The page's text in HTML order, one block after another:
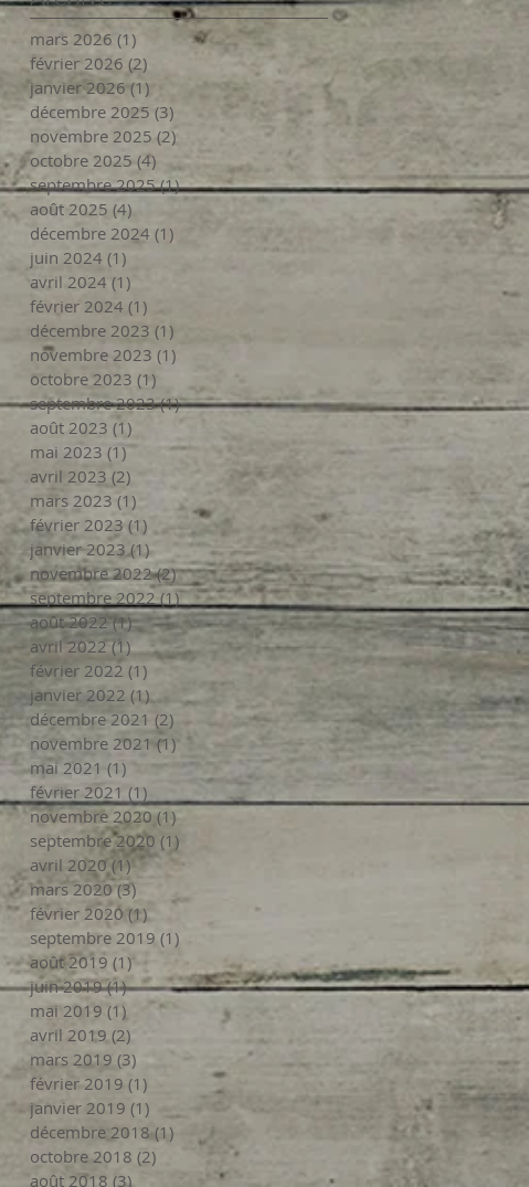
mars 2026 (1)
février 2026 (2)
janvier 2026 (1)
décembre 2025 (3)
novembre 2025 (2) 2 posts
octobre 2025 (4) 4 posts
septembre 2025 (1)1 post
août 2025 (4)
décembre 2024 (1)
juin 2024 (1)
avril 2024 (1)
février 2024 (1)
décembre 2023 (1)
novembre 2023 (1)
octobre 2023 (1)
septembre 2023 (1)1 post
août 2023 (1)
mai 2023 (1)1 post
avril 2023 (2) 2 posts
mars 2023 (1) 1 post
février 2023 (1) 1 post
janvier 2023 (1)1 post
novembre 2022 (2)2 posts
septembre 2022 (1)1 post
août 2022 (1)1 post
avril 2022 (1)1 post
février 2022 (1)
janvier 2022 (1)1 post
décembre 2021 (2) 2 posts
novembre 2021 (1) 1 post
mai 2021 (1) 1 post
février 2021 (1)
novembre 2020 (1)1 post
septembre 2020 (1)
avril 2020 (1)1 post
mars 2020 (3)
février 2020 (1)1 post
septembre 2019 (1)
août 2019 (1)1 post
juin 2019 (1)1 post
mai 2019 (1) 1 post
avril 2019 (2)
mars 2019 (3) 3 posts
février 2019 (1) 1 post
janvier 2019 (1)
décembre 2018 (1)
octobre 2018 (2)
août 2018 (3)3 posts